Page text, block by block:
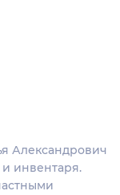
Александрович
инвентаря.